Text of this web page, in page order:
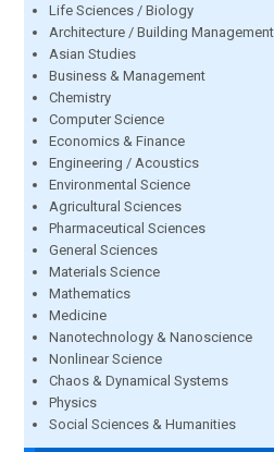
Life Sciences / Biology
Architecture / Building Management
Asian Studies
Business & Management
Chemistry
Computer Science
Economics & Finance
Engineering / Acoustics
Environmental Science
Agricultural Sciences
Pharmaceutical Sciences
General Sciences
Materials Science
Mathematics
Medicine
Nanotechnology & Nanoscience
Nonlinear Science
Chaos & Dynamical Systems
Physics
Social Sciences & Humanities